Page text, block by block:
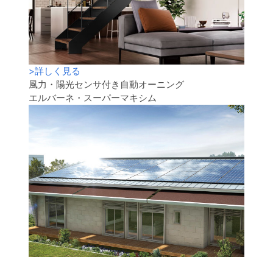
>詳しく見る
風力・陽光センサ付き自動オーニング
エルバーネ・スーパーマキシム